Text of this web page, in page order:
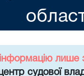
лише
судової